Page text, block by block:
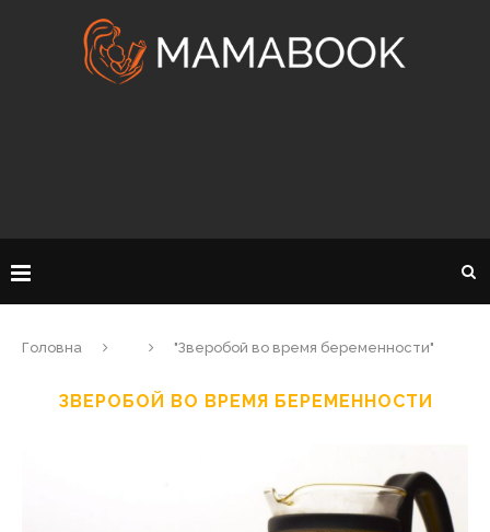
Головна "Зверобой во время беременности"
ЗВЕРОБОЙ ВО ВРЕМЯ БЕРЕМЕННОСТИ